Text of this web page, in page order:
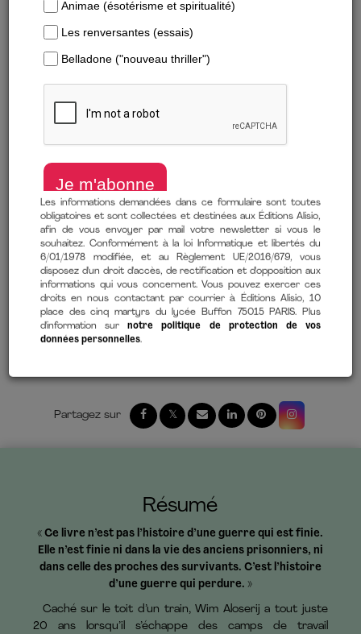
Télécharger un extrait
L’incroyable témoignage de Wim Aloserij, le miraculé qui a
survécu à trois camps de concentration
deFrank Krake (auteur)
12 avril 2022
Résumé
« Ce livre n’est pas l’histoire d’une guerre qui est finie.
Elle n’est finie ni dans la vie des anciens prisonniers, ni
dans celle des proches des survivants. C’est l’histoire
d’une guerre qui perdure. »
Caché sur le toit d’un train, Wim Aloserij a tout juste
20 ans lorsqu’il s’échappe des camps de travail
Les informations demandées dans ce formulaire sont toutes
obligatoires et sont collectées et destinées aux Éditions Alisio,
afin de vous envoyer par mail votre newsletter si vous le
souhaitez. Conformément à la loi Informatique et libertés du
6/01/1978 modifiée, et au Règlement UE/2016/679, vous
disposez d'un droit d'accès, de rectification et d'opposition aux
informations qui vous concernent. Vous pouvez exercer ces
droits en nous contactant par courrier à Éditions Alisio, 10
place des cinq martyrs du lycée Buffon 75015 PARIS. Plus
d'information surnotre politique de protection de vos
données personnelles.